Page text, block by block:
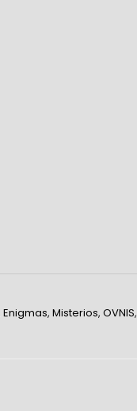
Enigmas, Misterios, OVNIS,